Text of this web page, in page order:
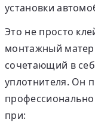
установки
Это не просто
монтажный
сочетающий в
уплотнителя. Он
при: